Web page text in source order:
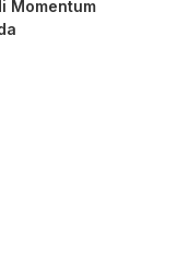
Momentum